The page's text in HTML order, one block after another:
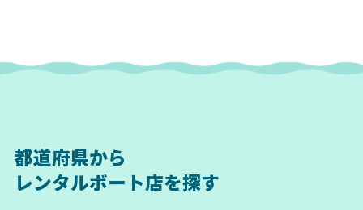
都道府県から
レンタルボート店を探す